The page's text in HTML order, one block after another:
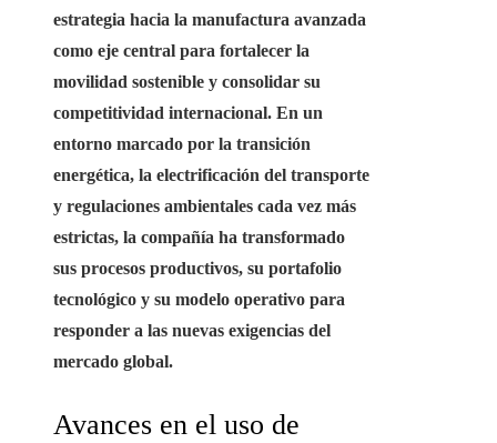
estrategia hacia la manufactura avanzada
como eje central para fortalecer la
movilidad sostenible y consolidar su
competitividad internacional. En un
entorno marcado por la transición
energética, la electrificación del transporte
y regulaciones ambientales cada vez más
estrictas, la compañía ha transformado
sus procesos productivos, su portafolio
tecnológico y su modelo operativo para
responder a las nuevas exigencias del
mercado global.
Avances en el uso de